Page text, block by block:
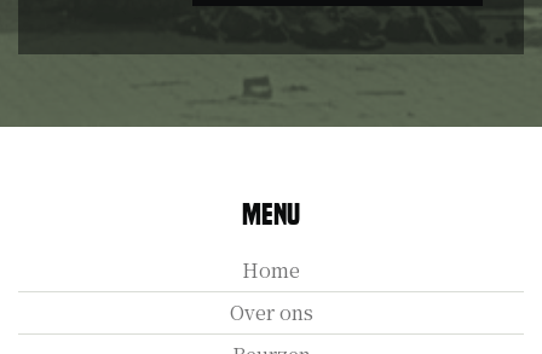
Menu
Home
Over ons